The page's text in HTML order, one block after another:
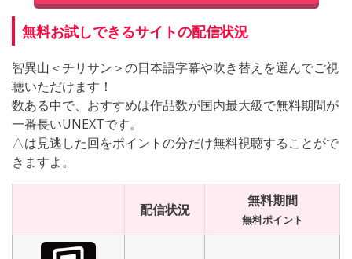
無料お試しできるサイトの配信状況
智異山＜チリサン＞の日本語字幕や吹き替えを選んでご視
聴いただけます！
数ある中で、おすすめは作品数が国内最大級で無料期間が
一番長いUNEXTです。
△は見逃した回をポイントの分だけ無料視聴することがで
きますよ。
配信状況
無料期間
無料ポイント